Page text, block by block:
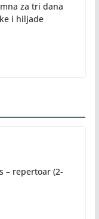
za tri dana
i hiljade
isto?
za sve
– repertoar (2-